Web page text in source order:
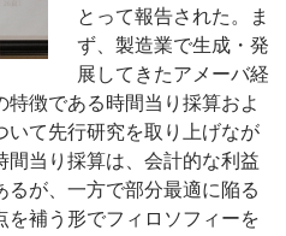
とって報告された。ま
ず、製造業で生成・発
展してきたアメーバ経
徴である時間当り採算およ
いて先行研究を取り上げなが
間当り採算は、会計的な利益
が、一方で部分最適に陥る
補う形でフィロソフィーを